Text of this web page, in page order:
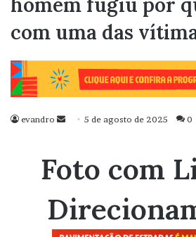
homem fugiu por
com uma das
evandro
Mande
mail
5 de agosto de 2025 0
Foto com